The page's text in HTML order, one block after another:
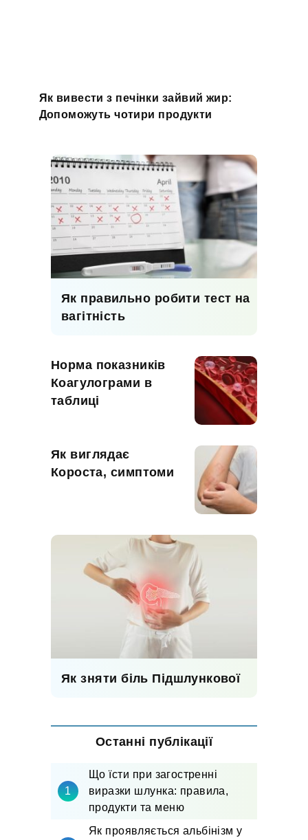
Як вивести з печінки зайвий жир:
Допоможуть чотири продукти
Як правильно робити тест на
вагітність
Норма показників
Коагулограми в
таблиці
Як виглядає
Короста, симптоми
Як зняти біль Підшлункової
Останні публікації
Що їсти при загостренні
виразки шлунка: правила,
продукти та меню
Як проявляється альбінізм у